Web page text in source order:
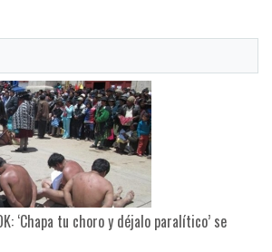
‘Chapa tu choro y déjalo paralítico’ se